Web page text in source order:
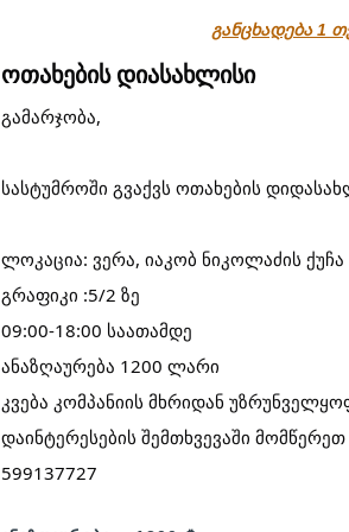
განცხადება 1
ოთახების დიასახლისი
გამარჯობა,
სასტუმროში გვაქვს ოთახების
ლოკაცია: ვერა, იაკობ ნიკოლაძის ქუჩა
გრაფიკი :5/2 ზე
09:00-18:00 საათამდე
ანაზღაურება 1200 ლარი
კვება კომპანიის მხრიდან
დაინტერესების შემთხვევაში
599137727